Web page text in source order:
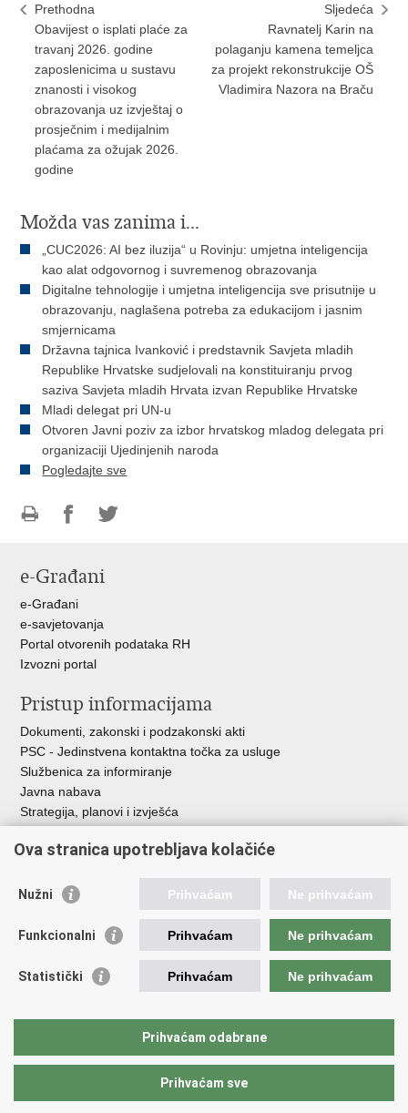
Prethodna
Obavijest o isplati plaće za
travanj 2026. godine
zaposlenicima u sustavu
znanosti i visokog
obrazovanja uz izvještaj o
prosječnim i medijalnim
plaćama za ožujak 2026.
godine
Sljedeća
Ravnatelj Karin na
polaganju kamena temeljca
za projekt rekonstrukcije OŠ
Vladimira Nazora na Braču
Možda vas zanima i...
„CUC2026: AI bez iluzija“ u Rovinju: umjetna inteligencija
kao alat odgovornog i suvremenog obrazovanja
Digitalne tehnologije i umjetna inteligencija sve prisutnije u
obrazovanju, naglašena potreba za edukacijom i jasnim
smjernicama
Državna tajnica Ivanković i predstavnik Savjeta mladih
Republike Hrvatske sudjelovali na konstituiranju prvog
saziva Savjeta mladih Hrvata izvan Republike Hrvatske
Mladi delegat pri UN-u
Otvoren Javni poziv za izbor hrvatskog mladog delegata pri
organizaciji Ujedinjenih naroda
Pogledajte sve
FacebookuTwitteru
e-Građani
e-Građani
e-savjetovanja
Portal otvorenih podataka RH
Izvozni portal
Pristup informacijama
Dokumenti, zakonski i podzakonski akti
PSC - Jedinstvena kontaktna točka za usluge
Službenica za informiranje
Javna nabava
Strategija, planovi i izvješća
Korisne poveznice
Vlada RH
ASOO
CARNET
Ova stranica upotrebljava kolačiće
Nužni Prihvaćam Ne prihvaćam
Funkcionalni Prihvaćam Ne prihvaćam
Statistički Prihvaćam Ne prihvaćam
Prihvaćam odabrane
Prihvaćam sve